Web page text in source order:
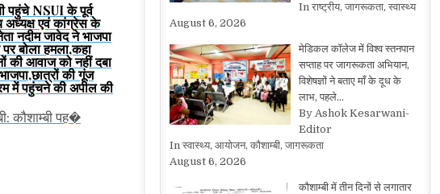
पहुंचे NSUI के पूर्व
अध्यक्ष एवं कांग्रेस के
नदीम जावेद ने भाजपा
बोला हमला,कहा
की आवाज को नहीं दबा
की गूंज
में पहुंचने की अपील की
कौशाम्बी पह�
In राष्ट्रीय, जागरूकता, स्वास्थ्य
August 6, 2026
मेडिकल कॉलेज में विश्व स्तनपान
सप्ताह पर जागरूकता अभियान,
विशेषज्ञों ने बताए माँ के दूध के
लाभ, पहले…
By Ashok Kesarwani-
Editor
In स्वास्थ्य, आयोजन, कौशाम्बी, जागरूकता
August 6, 2026
कौशाम्बी में तीन दिनों से लगातार